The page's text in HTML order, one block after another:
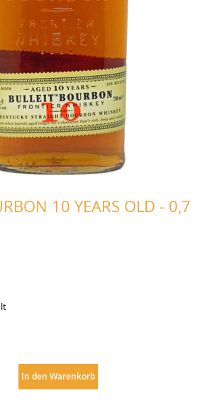
10 YEARS OLD - 0,7
In den Warenkorb